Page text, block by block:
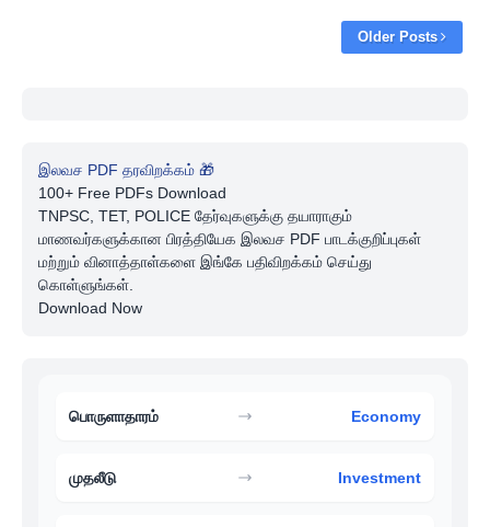
Older Posts
இலவச PDF தரவிறக்கம் 🎁
100+ Free PDFs Download
TNPSC, TET, POLICE தேர்வுகளுக்கு தயாராகும்
மாணவர்களுக்கான பிரத்தியேக இலவச PDF பாடக்குறிப்புகள்
மற்றும் வினாத்தாள்களை இங்கே பதிவிறக்கம் செய்து
கொள்ளுங்கள்.
Download Now
பொருளாதாரம் Economy
முதலீடு Investment